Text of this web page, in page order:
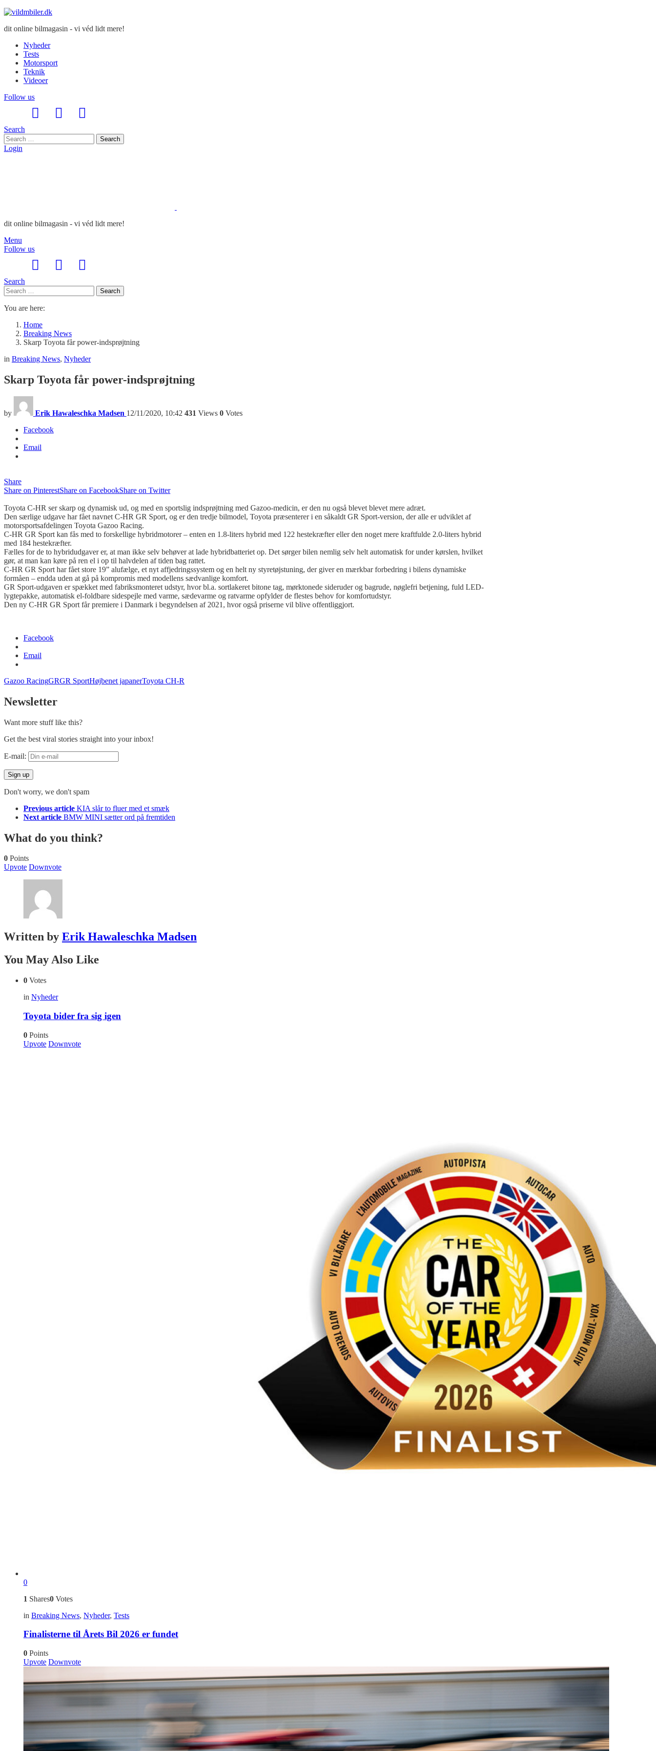
dit online bilmagasin - vi véd lidt mere!
Nyheder
Tests
Motorsport
Teknik
Videoer
Follow us
Search
Search
for:
Search
Login
dit online bilmagasin - vi véd lidt mere!
Menu
Follow us
Search
Search
for:
Search
You are here:
Home
Breaking News
Skarp Toyota får power-indsprøjtning
in Breaking News, Nyheder
Skarp Toyota får power-indsprøjtning
by Erik Hawaleschka Madsen 12/11/2020, 10:42 431 Views 0 Votes
Facebook
Email
Share
Share on PinterestShare on FacebookShare on Twitter
Toyota C-HR ser skarp og dynamisk ud, og med en sportslig indsprøjtning med Gazoo-medicin, er den nu også blevet blevet mere adræt.
Den særlige udgave har fået navnet C-HR GR Sport, og er den tredje bilmodel, Toyota præsenterer i en såkaldt GR Sport-version, der alle er udviklet af
motorsportsafdelingen Toyota Gazoo Racing.
C-HR GR Sport kan fås med to forskellige hybridmotorer – enten en 1.8-liters hybrid med 122 hestekræfter eller den noget mere kraftfulde 2.0-liters hybrid
med 184 hestekræfter.
Fælles for de to hybridudgaver er, at man ikke selv behøver at lade hybridbatteriet op. Det sørger bilen nemlig selv helt automatisk for under kørslen, hvilket
gør, at man kan køre på ren el i op til halvdelen af tiden bag rattet.
C-HR GR Sport har fået store 19” alufælge, et nyt affjedringssystem og en helt ny styretøjstuning, der giver en mærkbar forbedring i bilens dynamiske
formåen – endda uden at gå på kompromis med modellens sædvanlige komfort.
GR Sport-udgaven er spækket med fabriksmonteret udstyr, hvorbl.a. sortlakeret bitone tag, mørktonede sideruder og bagrude, nøglefri betjening, fuld LED-
lygtepakke, automatisk el-foldbare sidespejle med varme, sædevarme og ratvarme opfylder de flestes behov for komfortudstyr.
Den ny C-HR GR Sport får premiere i Danmark i begyndelsen af 2021, hvor også priserne vil blive offentliggjort.
Facebook
Email
Gazoo RacingGRGR SportHøjbenet japanerToyota CH-R
Newsletter
Want more stuff like this?
Get the best viral stories straight into your inbox!
E-mail:
Don't worry, we don't spam
more
Previous article KIA slår to fluer med et smæk
Next article BMW MINI sætter ord på fremtiden
What do you think?
0 Points
Upvote Downvote
Written by Erik Hawaleschka Madsen
You May Also Like
0 Votes
in Nyheder
Toyota bider fra sig igen
0 Points
Upvote Downvote
0
1 Shares0 Votes
in Breaking News, Nyheder, Tests
Finalisterne til Årets Bil 2026 er fundet
0 Points
Upvote Downvote